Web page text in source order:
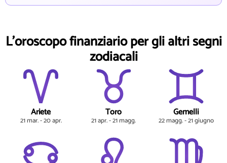
L'oroscopo finanziario per gli altri segni
zodiacali
Ariete
21 mar. - 20 apr.
Toro
21 apr. - 21 magg.
Gemelli
22 magg. - 21 giugno